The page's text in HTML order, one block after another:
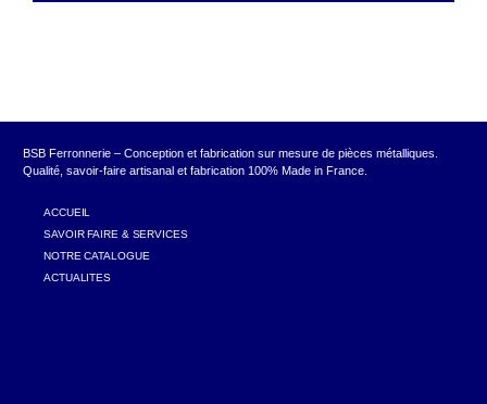
BSB Ferronnerie – Conception et fabrication sur mesure de pièces métalliques.
Qualité, savoir-faire artisanal et fabrication 100% Made in France.
ACCUEIL
SAVOIR FAIRE & SERVICES
NOTRE CATALOGUE
ACTUALITES